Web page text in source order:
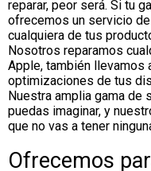
reparar, peor será. Si tu
ofrecemos un servicio
cualquiera de tus
Nosotros reparamos
Apple, también llevamos
optimizaciones de tus
Nuestra amplia gama
puedas imaginar, y
que no vas a tener
Ofrecemos